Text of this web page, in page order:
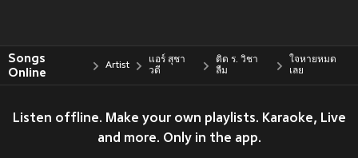
Songs
Online
Artist
แอร์ สุชา
วดี
ติด ร. วิชา
ลืม
ใจหายหมด
เลย
Listen offline. Make your own playlists. Karaoke, Live
and more. Only in the app.